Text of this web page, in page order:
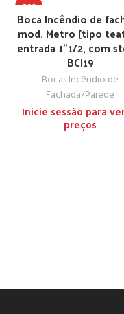
TOP
Boca Incêndio de
mod. Metro [tipo
entrada 1”1/2, com
BCI19
Bocas Incêndio de
Fachada/Parede
Inicie sessão para
preços